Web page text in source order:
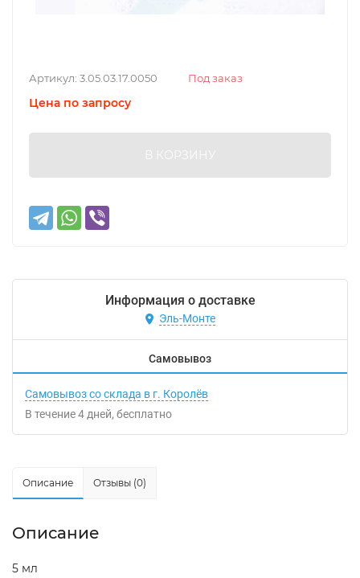
Под заказ
Артикул: 3.05.03.17.0050
Цена по запросу
В КОРЗИНУ
Информация о доставке
Эль-Монте
Самовывоз
Самовывоз со склада в г. Королёв
В течение4 дней Бесплатно
Описание Отзывы (0)
Описание
5 мл